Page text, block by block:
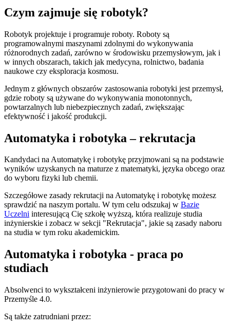
Czym zajmuje się robotyk?
Robotyk projektuje i programuje roboty. Roboty są
programowalnymi maszynami zdolnymi do wykonywania
różnorodnych zadań, zarówno w środowisku przemysłowym, jak i
w innych obszarach, takich jak medycyna, rolnictwo, badania
naukowe czy eksploracja kosmosu.
Jednym z głównych obszarów zastosowania robotyki jest przemysł,
gdzie roboty są używane do wykonywania monotonnych,
powtarzalnych lub niebezpiecznych zadań, zwiększając
efektywność i jakość produkcji.
Automatyka i robotyka – rekrutacja
Kandydaci na Automatykę i robotykę przyjmowani są na podstawie
wyników uzyskanych na maturze z matematyki, języka obcego oraz
do wyboru fizyki lub chemii.
Szczegółowe zasady rekrutacji na Automatykę i robotykę możesz
sprawdzić na naszym portalu. W tym celu odszukaj w Bazie
Uczelni interesującą Cię szkołę wyższą, która realizuje studia
inżynierskie i zobacz w sekcji "Rekrutacja", jakie są zasady naboru
na studia w tym roku akademickim.
Automatyka i robotyka - praca po
studiach
Absolwenci to wykształceni inżynierowie przygotowani do pracy w
Przemyśle 4.0.
Są także zatrudniani przez: